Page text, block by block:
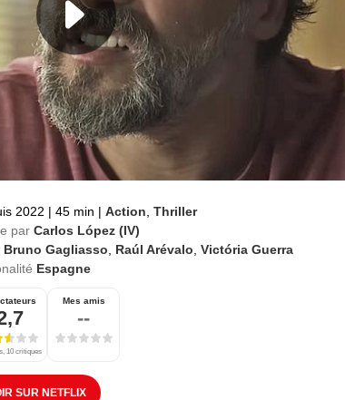
2022 | 45 min | Action Thriller
par Carlos López (IV)
Bruno Gagliasso Raúl Arévalo Victória Guerra
Espagne
10 critiques
Mes amis
--
SUR NETFLIX